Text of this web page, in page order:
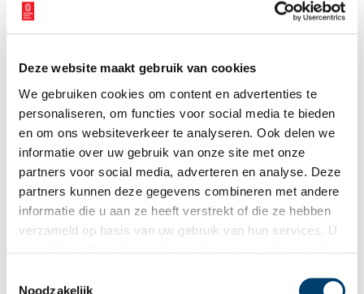
Deze website maakt gebruik van cookies
We gebruiken cookies om content en advertenties te
personaliseren, om functies voor social media te bieden
en om ons websiteverkeer te analyseren. Ook delen we
informatie over uw gebruik van onze site met onze
partners voor social media, adverteren en analyse. Deze
partners kunnen deze gegevens combineren met andere
informatie die u aan ze heeft verstrekt of die ze hebben
verzameld op basis van uw gebruik van hun services. U
Noodzakelijk
mee achter de schermen van de Nederlandse televisie en blikt
hij terug op ruim 35 jaar journalistieke avonturen in binnen-
en buitenland.
Beeld & Geluid opent de Schatkamer
Heel Nederland krijgt vanaf dinsdag 26 mei om 18:00 uur
gratis toegang tot een van de grootste online media-archieven
ter wereld: de Schatkamer. Hiermee zet Beeld & Geluid de
bijzondere films die de Nederlandse maatschappij in meer dan
100 jaar letterlijk in beeld en geluid neerzetten.